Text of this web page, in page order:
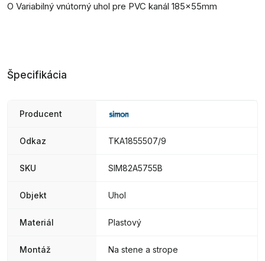
O Variabilný vnútorný uhol pre PVC kanál 185x55mm
Špecifikácia
Producent
Odkaz TKA1855507/9
SKU SIM82A5755B
Objekt Uhol
Materiál Plastový
Montáž Na stene a strope